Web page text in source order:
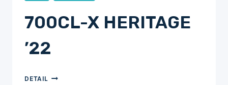
700CL-X HERITAGE
’22
DETAIL 700CL-